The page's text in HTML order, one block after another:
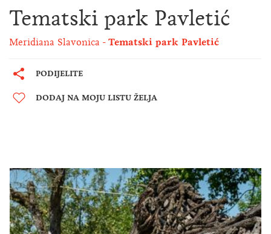
Tematski park Pavletić
Meridiana Slavonica Tematski park Pavletić
PODIJELITE
DODAJ NA MOJU LISTU ŽELJA